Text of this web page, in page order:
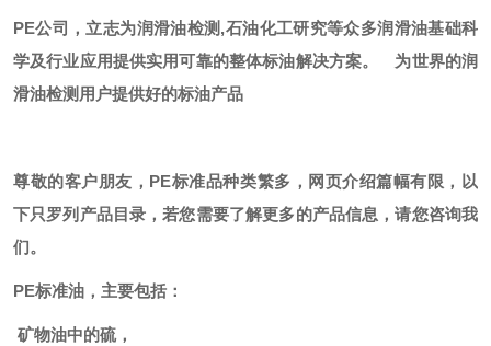
PE公司，立志为润滑油检测,石油化工研究等众多润滑油基础科
学及行业应用提供实用可靠的整体标油解决方案。
为世界的润
滑油检测用户提供好的标油产品
尊敬的客户朋友， PE标准品种类繁多，网页介绍篇幅有限，以
下只罗列产品目录，若您需要了解更多的产品信息，请您咨询我
们。
PE标准油，主要包括：
矿物油中的硫，